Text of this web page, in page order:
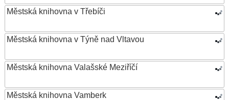
Městská knihovna v Třebíči
Městská knihovna v Týně nad Vltavou
Městská knihovna Valašské Meziříčí
Městská knihovna Vamberk